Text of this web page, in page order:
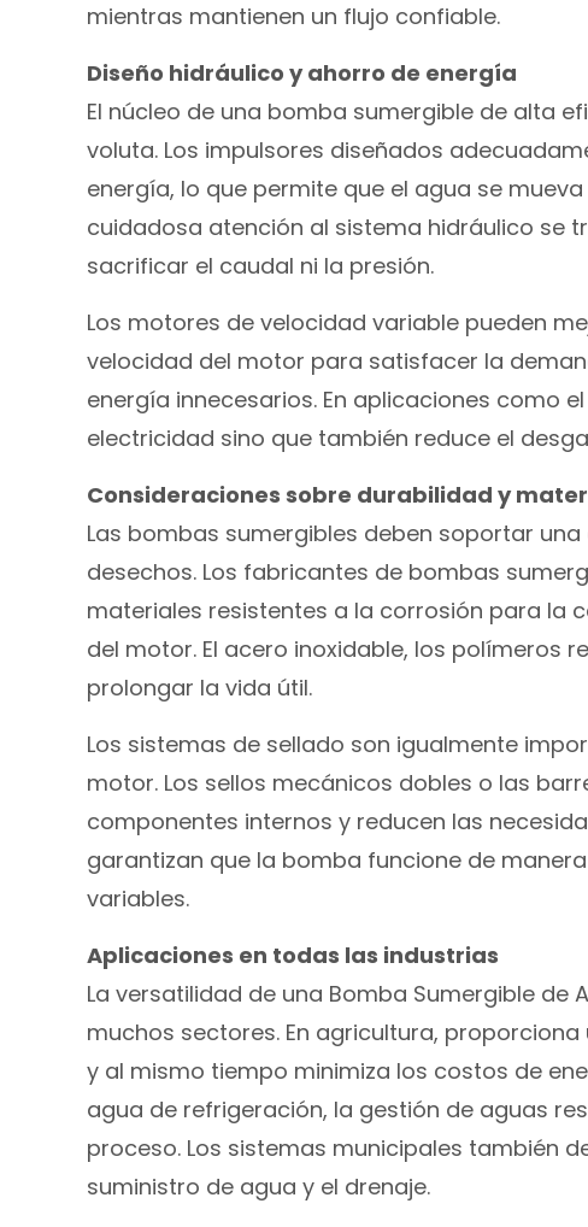
mientras mantienen un flujo confiable.
Diseño hidráulico y ahorro de energía
El núcleo de una bomba sumergible de alta
voluta. Los impulsores diseñados
energía, lo que permite que el agua se
cuidadosa atención al sistema hidráulico se
sacrificar el caudal ni la presión.
Los motores de velocidad variable pueden
velocidad del motor para satisfacer la
energía innecesarios. En aplicaciones como
electricidad sino que también reduce el
Consideraciones sobre durabilidad y
Las bombas sumergibles deben soportar
desechos. Los fabricantes de bombas
materiales resistentes a la corrosión para la
del motor. El acero inoxidable, los polímeros
prolongar la vida útil.
Los sistemas de sellado son igualmente
motor. Los sellos mecánicos dobles o las
componentes internos y reducen las
garantizan que la bomba funcione de
variables.
Aplicaciones en todas las industrias
La versatilidad de una Bomba Sumergible de
muchos sectores. En agricultura,
y al mismo tiempo minimiza los costos de
agua de refrigeración, la gestión de aguas
proceso. Los sistemas municipales también
suministro de agua y el drenaje.